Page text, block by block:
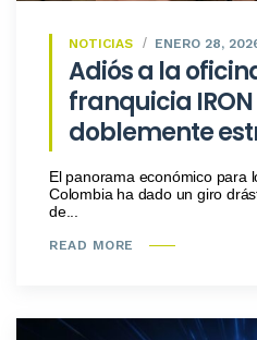
NOTICIAS ENERO 28,
Adiós a la
franquicia
doblemente
​El panorama económico para
Colombia ha dado un giro
de...
READ MORE